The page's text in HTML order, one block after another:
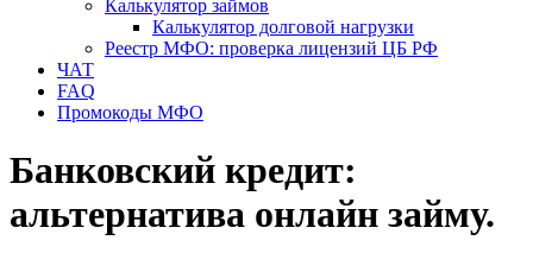
Калькулятор займов
Калькулятор долговой нагрузки
Реестр МФО: проверка лицензий ЦБ РФ
ЧАТ
FAQ
Промокоды МФО
Банковский кредит:
альтернатива онлайн займу.